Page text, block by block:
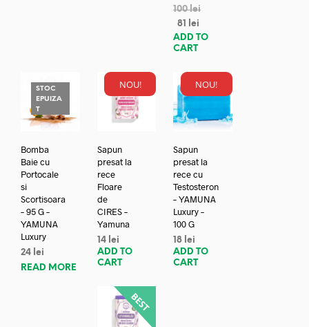
100lei
81
lei
ADD TO
CART
STOC
EPUIZA
T
Bomba
Baie cu
Portocale
si
Scortisoara
– 95 G –
YAMUNA
Luxury
24 lei
READ MORE
NOU!
Sapun
presat la
rece
Floare
de
CIRES –
Yamuna
14 lei
ADD TO
CART
NOU!
Sapun
presat la
rece cu
Testosteron
– YAMUNA
Luxury –
100 G
18 lei
ADD TO
CART